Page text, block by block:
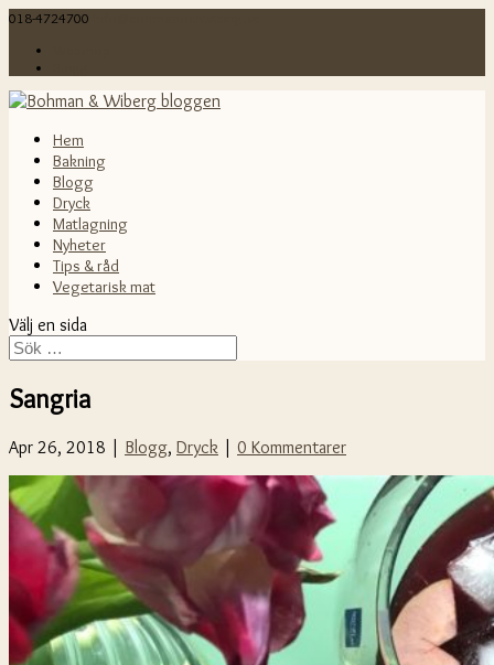
018-4724700
Hem
Bakning
Blogg
Dryck
Matlagning
Nyheter
Tips & råd
Vegetarisk mat
Välj en sida
Sangria
Apr 26, 2018 | Blogg, Dryck | 0 Kommentarer